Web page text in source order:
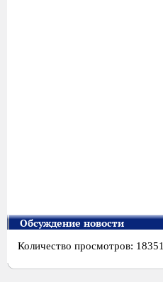
Обсуждение новости
Количество просмотров: 18351